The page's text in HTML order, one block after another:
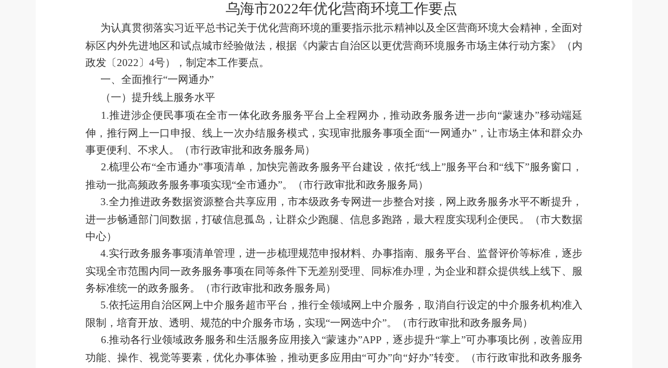
乌海市2022年优化营商环境工作要点
为认真贯彻落实习近平总书记关于优化营商环境的重要指示批示精神以及全区营商环境大会精神，全面对
标区内外先进地区和试点城市经验做法，根据《内蒙古自治区以更优营商环境服务市场主体行动方案》
（内
政发 〔2022〕 4号）
，制定本工作要点。
一、 全面推行“一网通办”
（一）提升线上服务水平
1.推进涉企便民事项在全市一体化政务服务平台上全程网办，推动政务服务进一步向“蒙速办”移动端延
伸，推行网上一口申报、线上一次办结服务模式，实现审批服务事项全面“一网通办”，让市场主体和群众办
事更便利、不求人。
（市行政审批和政务服务局）
2.梳理公布“全市通办”事项清单，加快完善政务服务平台建设，依托“线上”服务平台和“线下”服务窗口，
推动一批高频政务服务事项实现“全市通办”。 （市行政审批和政务服务局）
3.全力推进政务数据资源整合共享应用，市本级政务专网进一步整合对接，网上政务服务水平不断提升，
进一步畅通部门间数据，打破信息孤岛，让群众少跑腿、信息多跑路，最大程度实现利企便民。
（市大数据
中心）
4.实行政务服务事项清单管理，进一步梳理规范申报材料、 办事指南、服务平台、监督评价等标准，逐步
实现全市范围内同一政务服务事项在同等条件下无差别受理、同标准办理，为企业和群众提供线上线下、服
务标准统一的政务服务。
（市行政审批和政务服务局）
5.依托运用自治区网上中介服务超市平台，推行全领域网上中介服务，取消自行设定的中介服务机构准入
限制，培育开放、透明、规范的中介服务市场，实现“一网选中介”。
（市行政审批和政务服务局）
6.推动各行业领域政务服务和生活服务应用接入 “蒙速办”APP ，逐步提升“掌上”可办事项比例，改善应用
功能、操作、视觉等要素，优化办事体验，推动更多应用由“可办”向“好办”转变。 （市行政审批和政务服务